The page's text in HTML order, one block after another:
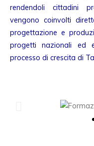
rendendoli cittadini
vengono coinvolti
progettazione e
progetti nazionali ed
processo di crescita di